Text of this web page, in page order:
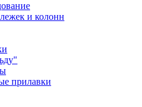
и колонн
прилавки